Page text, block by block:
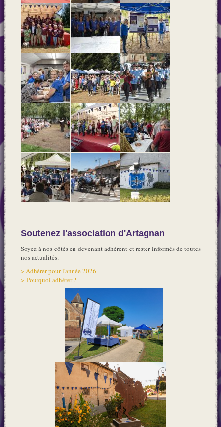
Soutenez l'association d'Artagnan
Soyez à nos côtés en devenant adhérent et rester informés de toutes
nos actualités.
> Adhérer pour l'année 2026
> Pourquoi adhérer ?